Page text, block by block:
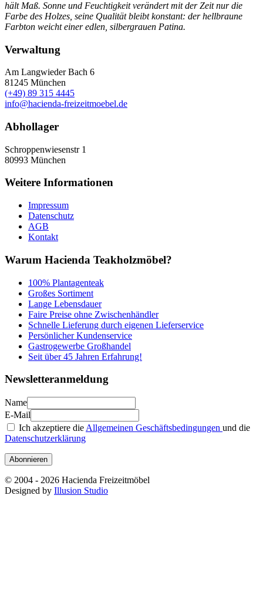
hält Maß. Sonne und Feuchtigkeit verändert mit der Zeit nur die
Farbe des Holzes, seine Qualität bleibt konstant: der hellbraune
Farbton weicht einer edlen, silbergrauen Patina.
Verwaltung
Am Langwieder Bach 6
81245 München
(+49) 89 315 4445
info@hacienda-freizeitmoebel.de
Abhollager
Schroppenwiesenstr 1
80993 München
Weitere Informationen
Impressum
Datenschutz
AGB
Kontakt
Warum Hacienda Teakholzmöbel?
100% Plantagenteak
Großes Sortiment
Lange Lebensdauer
Faire Preise ohne Zwischenhändler
Schnelle Lieferung durch eigenen Lieferservice
Persönlicher Kundenservice
Gastrogewerbe Großhandel
Seit über 45 Jahren Erfahrung!
Newsletteranmeldung
Name
E-Mail
Ich akzeptiere die Allgemeinen Geschäftsbedingungen und die
Datenschutzerklärung
Abonnieren
© 2004 - 2026 Hacienda Freizeitmöbel
Designed by Illusion Studio